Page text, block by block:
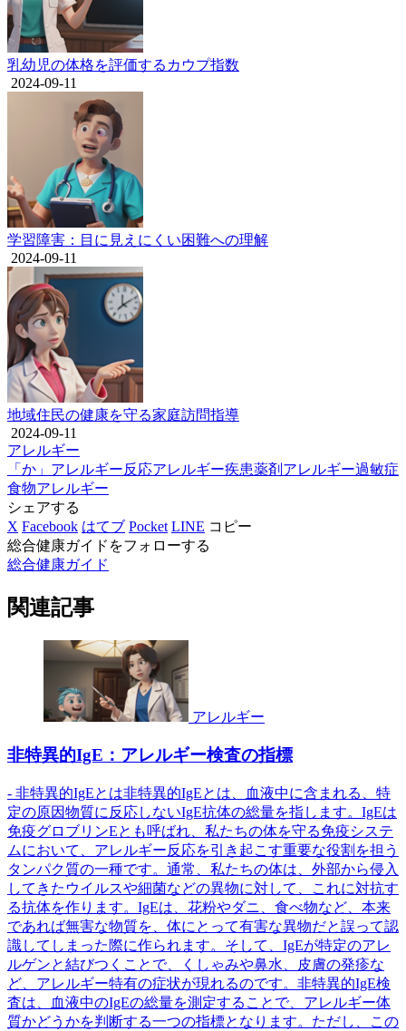
乳幼児の体格を評価するカウプ指数
2024-09-11
学習障害：目に見えにくい困難への理解
2024-09-11
地域住民の健康を守る家庭訪問指導
2024-09-11
アレルギー
「か」 アレルギー反応アレルギー疾患薬剤アレルギー過敏症
食物アレルギー
シェアする
X Facebook はてブ Pocket LINE コピー
総合健康ガイドをフォローする
総合健康ガイド
関連記事
アレルギー
非特異的IgE：アレルギー検査の指標
- 非特異的IgEとは非特異的IgEとは、血液中に含まれる、特
定の原因物質に反応しないIgE抗体の総量を指します。IgEは
免疫グロブリンEとも呼ばれ、私たちの体を守る免疫システ
ムにおいて、アレルギー反応を引き起こす重要な役割を担う
タンパク質の一種です。通常、私たちの体は、外部から侵入
してきたウイルスや細菌などの異物に対して、これに対抗す
る抗体を作ります。IgEは、花粉やダニ、食べ物など、本来
であれば無害な物質を、体にとって有害な異物だと誤って認
識してしまった際に作られます。そして、IgEが特定のアレ
ルゲンと結びつくことで、くしゃみや鼻水、皮膚の発疹な
ど、アレルギー特有の症状が現れるのです。非特異的IgE検
査は、血液中のIgEの総量を測定することで、アレルギー体
質かどうかを判断する一つの指標となります。ただし、この